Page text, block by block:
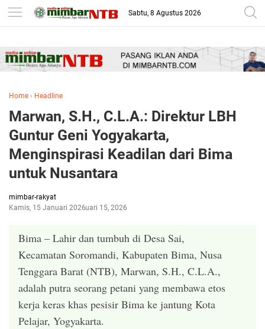
-->
Sabtu, 8 Agustus 2026
Home › Headline
Marwan, S.H., C.L.A.: Direktur LBH
Guntur Geni Yogyakarta,
Menginspirasi Keadilan dari Bima
untuk Nusantara
mimbar-rakyat
Kamis, 15 Januari 2026Januari 15, 2026
Bima – Lahir dan tumbuh di Desa Sai,
Kecamatan Soromandi, Kabupaten Bima, Nusa
Tenggara Barat (NTB), Marwan, S.H., C.L.A.,
adalah putra seorang petani yang membawa etos
kerja keras khas pesisir Bima ke jantung Kota
Pelajar, Yogyakarta.